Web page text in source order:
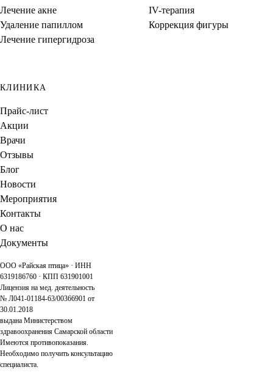
Лечение акне
Удаление папиллом
Лечение гипергидроза
IV-терапия
Коррекция фигуры
КЛИНИКА
Прайс-лист
Акции
Врачи
Отзывы
Блог
Новости
Мероприятия
Контакты
О нас
Документы
ООО «Райская птица» · ИНН
6319186760 · КПП 631901001
Лицензия на мед. деятельность
№ Л041-01184-63/00366901 от
30.01.2018
выдана Министерством
здравоохранения Самарской области
Имеются противопоказания.
Необходимо получить консультацию
специалиста.